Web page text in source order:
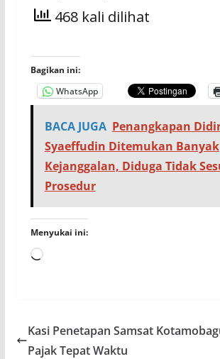
468 kali dilihat
Bagikan ini:
WhatsApp
BACA JUGA Penangkapan
Syaeffudin Ditemukan Banyak
Kejanggalan, Diduga Tidak
Prosedur
Menyukai ini:
Memuat...
Kasi Penetapan Samsat
Pajak Tepat Waktu